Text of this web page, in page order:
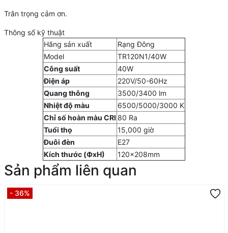
Trân trọng cảm ơn.
Thông số kỹ thuật
Hãng sản xuất
Rạng Đông
Model
TR120N1/40W
Công suất
40W
Điện áp
220V/50-60Hz
Quang thông
3500/3400 lm
Nhiệt độ màu
6500/5000/3000 K
Chỉ số hoàn màu CRI 80 Ra
Tuổi thọ
15,000 giờ
Đuôi đèn
E27
Kích thước (ФxH)
120x208mm
Sản phẩm liên quan
- 36%